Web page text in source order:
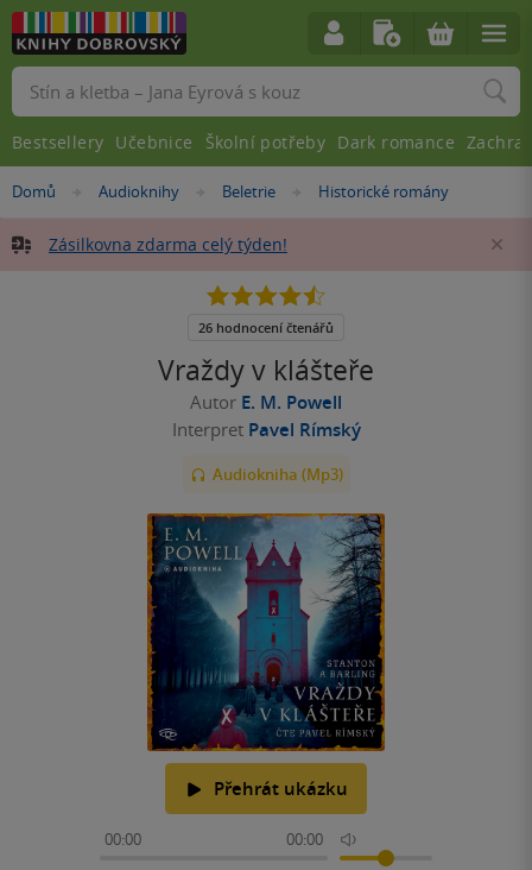
Nacházíte
zde:
Domů »Audioknihy »
Beletrie »Historické romány
Zásilkovna zdarma celý týden!
Vraždy v klášteře
Autor E. M. Powell
Interpret Pavel Rímský
Audiokniha (Mp3)
Přehrát ukázku
00:00 00:00
4.5
5
26 hodnocení čtenářů
Vyhledávání
Bestsellery Učebnice Školní potřeby Dark romance